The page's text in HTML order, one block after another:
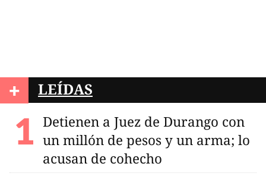
+ LEÍDAS
Detienen a Juez de Durango con
un millón de pesos y un arma; lo
acusan de cohecho